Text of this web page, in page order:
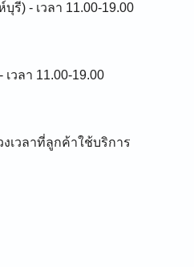
รี) - เวลา 11.00-19.00
วลา 11.00-19.00
เวลาที่ลูกค้าใช้บริการ